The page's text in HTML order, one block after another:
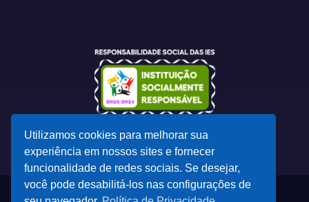
Utilizamos cookies para melhorar sua
experiência em nossos sites e fornecer
funcionalidade de redes sociais. Se desejar,
você pode desabilitá-los nas configurações de